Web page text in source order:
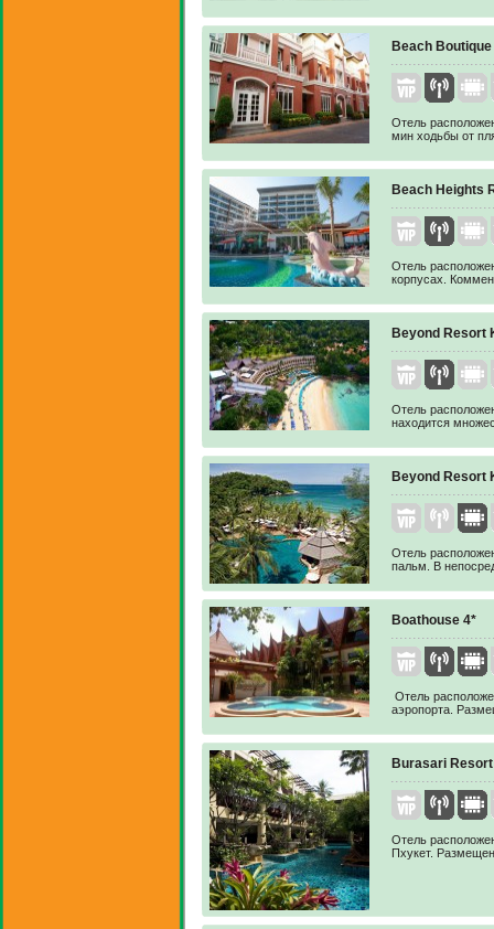
Beach
Отель
мин ходьбы от
Beach Heights
Отель
корпусах.
Beyond Resort
Отель
находится
Beyond Resort
Отель
пальм. В
Boathouse 4*
Отель
аэропорта.
Burasari
Отель
Пхукет.